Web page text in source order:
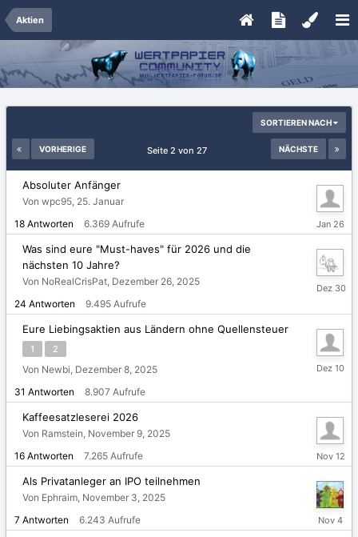
Aktien
SORTIEREN NACH
VORHERIGE NÄCHSTE
Seite 2 von 27
Absoluter Anfänger
Von wpc95, 25. Januar
18 Antworten 6.369 Aufrufe
26.
Januar
Was sind eure "Must-haves" für 2026 und die
nächsten 10 Jahre?
Von NoRealCrisPat, Dezember 26, 2025
24 Antworten 9.495 Aufrufe
2025
Eure Liebingsaktien aus Ländern ohne Quellensteuer
1 2
Von Newbi, Dezember 8, 2025
31 Antworten 8.907 Aufrufe
Kaffeesatzleserei 2026
Von Ramstein, November 9, 2025
16 Antworten 7.265 Aufrufe
12,
2025
Als Privatanleger an IPO teilnehmen
Von Ephraim, November 3, 2025
7 Antworten 6.243 Aufrufe
4,